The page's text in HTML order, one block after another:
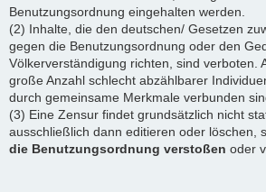
Benutzungsordnung eingehalten werden.
(2) Inhalte, die den deutschen/ Gesetzen
gegen die Benutzungsordnung oder den
Völkerverständigung richten, sind verboten.
große Anzahl schlecht abzählbarer
durch gemeinsame Merkmale verbunden
(3) Eine Zensur findet grundsätzlich nicht
ausschließlich dann editieren oder löschen, s
die Benutzungsordnung verstoßen oder